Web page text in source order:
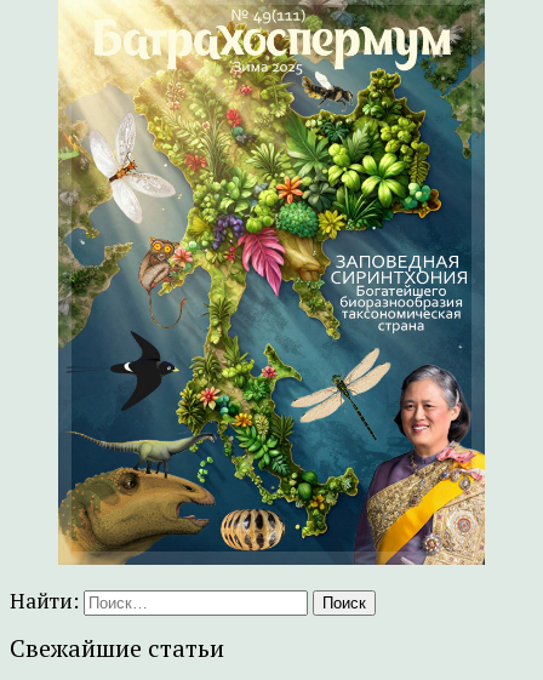
Найти:
Свежайшие статьи